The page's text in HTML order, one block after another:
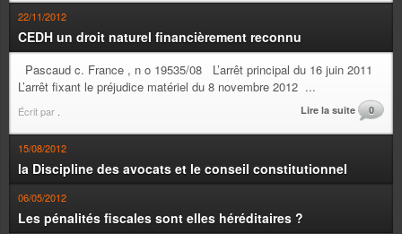
22/11/2012
CEDH un droit naturel financièrement reconnu
Pascaud c. France , n o 19535/08 L’arrêt principal du 16 juin 2011
L’arrêt fixant le préjudice matériel du 8 novembre 2012 ...
Écrit par Lire la suite 0
15/08/2012
la Discipline des avocats et le conseil constitutionnel
06/05/2012
Les pénalités fiscales sont elles héréditaires ?